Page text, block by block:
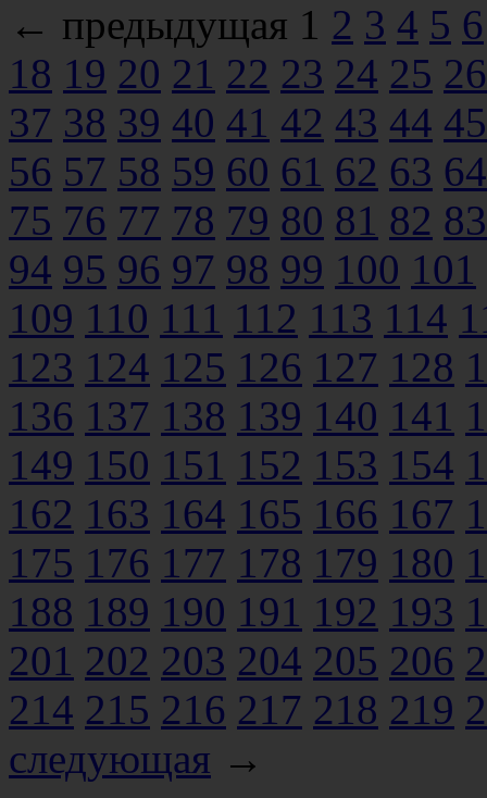
← предыдущая 1 2 3 4 5 6
18 19 20 21 22 23 24 25 26
37 38 39 40 41 42 43 44 45
56 57 58 59 60 61 62 63 64
75 76 77 78 79 80 81 82 83
94 95 96 97 98 99 100 101
109 110 111 112 113 114
123 124 125 126 127 128
136 137 138 139 140 141
149 150 151 152 153 154
162 163 164 165 166 167
175 176 177 178 179 180
188 189 190 191 192 193
201 202 203 204 205 206
214 215 216 217 218 219
следующая →